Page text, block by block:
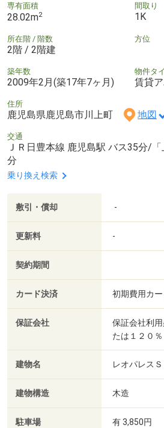
専有面積
28.02m2
間取り
1K
所在階 / 階数
2階 / 2階建
方位
築年数
2009年2月(築17年7ヶ月)
物件タ
賃貸
住所
鹿児島県鹿児島市川上町 地図
交通
ＪＲ日豊本線 鹿児島駅 バス35分/
分
乗り換え検索
敷引・償却 -
更新料 -
契約期間
カード決済 初期費用カ
保証会社
保証会社利
たは１２０％
建物名 レオパレス
建物構造 木造
駐車場 有 3,850円